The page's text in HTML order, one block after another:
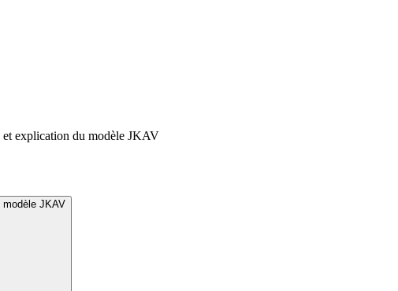
et explication du modèle JKAV
JKAV